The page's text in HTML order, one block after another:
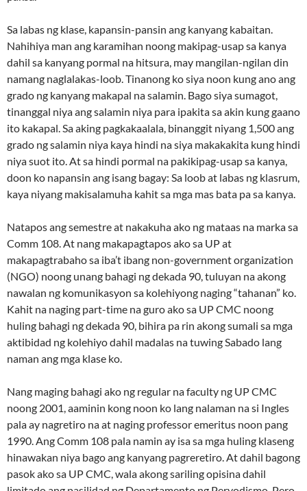
Sa labas ng klase, kapansin-pansin ang kanyang kabaitan.
Nahihiya man ang karamihan noong makipag-usap sa kanya
dahil sa kanyang pormal na hitsura, may mangilan-ngilan din
namang naglalakas-loob. Tinanong ko siya noon kung ano ang
grado ng kanyang makapal na salamin. Bago siya sumagot,
tinanggal niya ang salamin niya para ipakita sa akin kung gaano
ito kakapal. Sa aking pagkakaalala, binanggit niyang 1,500 ang
grado ng salamin niya kaya hindi na siya makakakita kung hindi
niya suot ito. At sa hindi pormal na pakikipag-usap sa kanya,
doon ko napansin ang isang bagay: Sa loob at labas ng klasrum,
kaya niyang makisalamuha kahit sa mga mas bata pa sa kanya.
Natapos ang semestre at nakakuha ako ng mataas na marka sa
Comm 108. At nang makapagtapos ako sa UP at
makapagtrabaho sa iba’t ibang non-government organization
(NGO) noong unang bahagi ng dekada 90, tuluyan na akong
nawalan ng komunikasyon sa kolehiyong naging “tahanan” ko.
Kahit na naging part-time na guro ako sa UP CMC noong
huling bahagi ng dekada 90, bihira pa rin akong sumali sa mga
aktibidad ng kolehiyo dahil madalas na tuwing Sabado lang
naman ang mga klase ko.
Nang maging bahagi ako ng regular na faculty ng UP CMC
noong 2001, aaminin kong noon ko lang nalaman na si Ingles
pala ay nagretiro na at naging professor emeritus noon pang
1990. Ang Comm 108 pala namin ay isa sa mga huling klaseng
hinawakan niya bago ang kanyang pagreretiro. At dahil bagong
pasok ako sa UP CMC, wala akong sariling opisina dahil